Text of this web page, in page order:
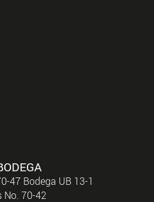
47 Bodega UB 13-1
No. 70-42